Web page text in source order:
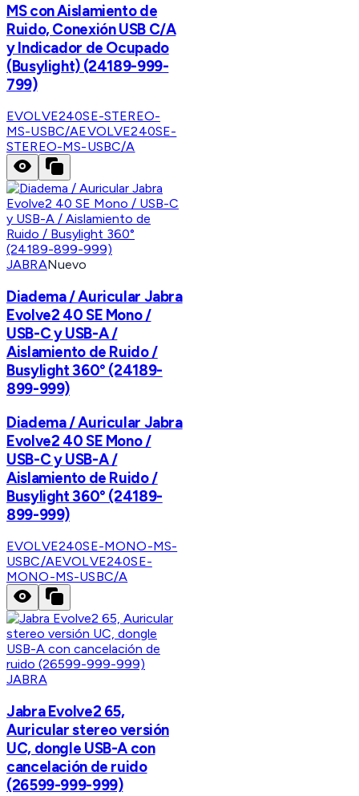
MS con Aislamiento de
Ruido, Conexión USB C/A
y Indicador de Ocupado
(Busylight) (24189-999-
799)
EVOLVE240SE-STEREO-
MS-USBC/AEVOLVE240SE-
STEREO-MS-USBC/A
JABRANuevo
Diadema / Auricular Jabra
Evolve2 40 SE Mono /
USB-C y USB-A /
Aislamiento de Ruido /
Busylight 360° (24189-
899-999)
Diadema / Auricular Jabra
Evolve2 40 SE Mono /
USB-C y USB-A /
Aislamiento de Ruido /
Busylight 360° (24189-
899-999)
EVOLVE240SE-MONO-MS-
USBC/AEVOLVE240SE-
MONO-MS-USBC/A
JABRA
Jabra Evolve2 65,
Auricular stereo versión
UC, dongle USB-A con
cancelación de ruido
(26599-999-999)